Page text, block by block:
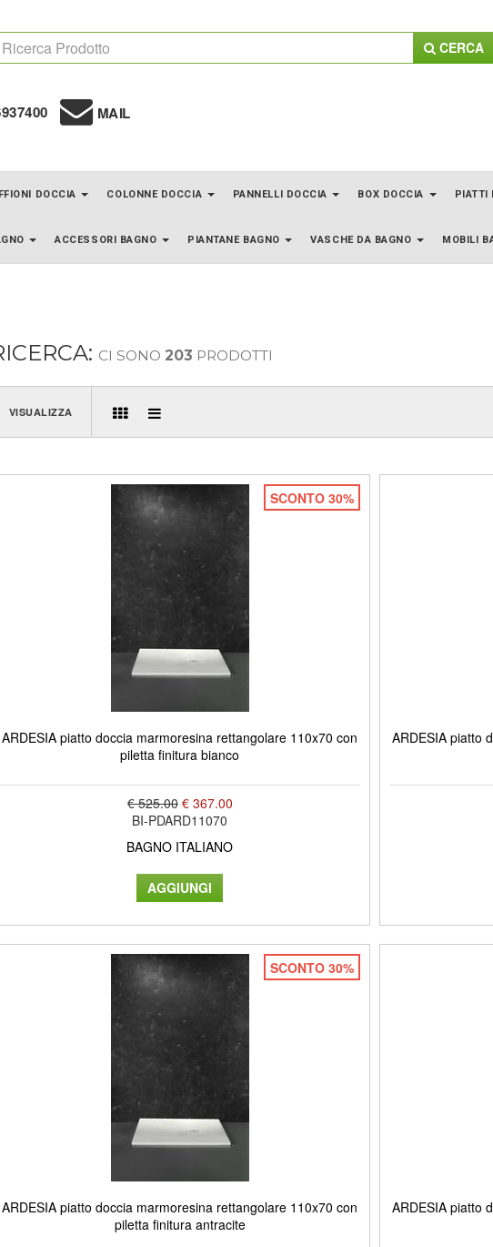
CERCA
MAIL
DOCCIA COLONNE DOCCIA PANNELLI DOCCIA BOX DOCCIA PIATTI
ACCESSORI BAGNO PIANTANE BAGNO VASCHE DA BAGNO MOBILI
CI SONO 203 PRODOTTI
VISUALIZZA
SCONTO 30%
ARDESIA piatto doccia marmoresina rettangolare 110x70 con
piletta finitura bianco
€ 525.00 € 367.00
BI-PDARD11070
BAGNO ITALIANO
ARDESIA piatto
SCONTO 30%
ARDESIA piatto doccia marmoresina rettangolare 110x70 con
piletta finitura antracite
ARDESIA piatto